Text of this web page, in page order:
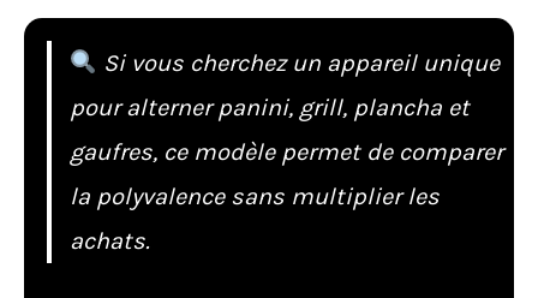
Si vous cherchez un appareil unique
pour alterner panini, grill, plancha et
gaufres, ce modèle permet de comparer
la polyvalence sans multiplier les
achats.